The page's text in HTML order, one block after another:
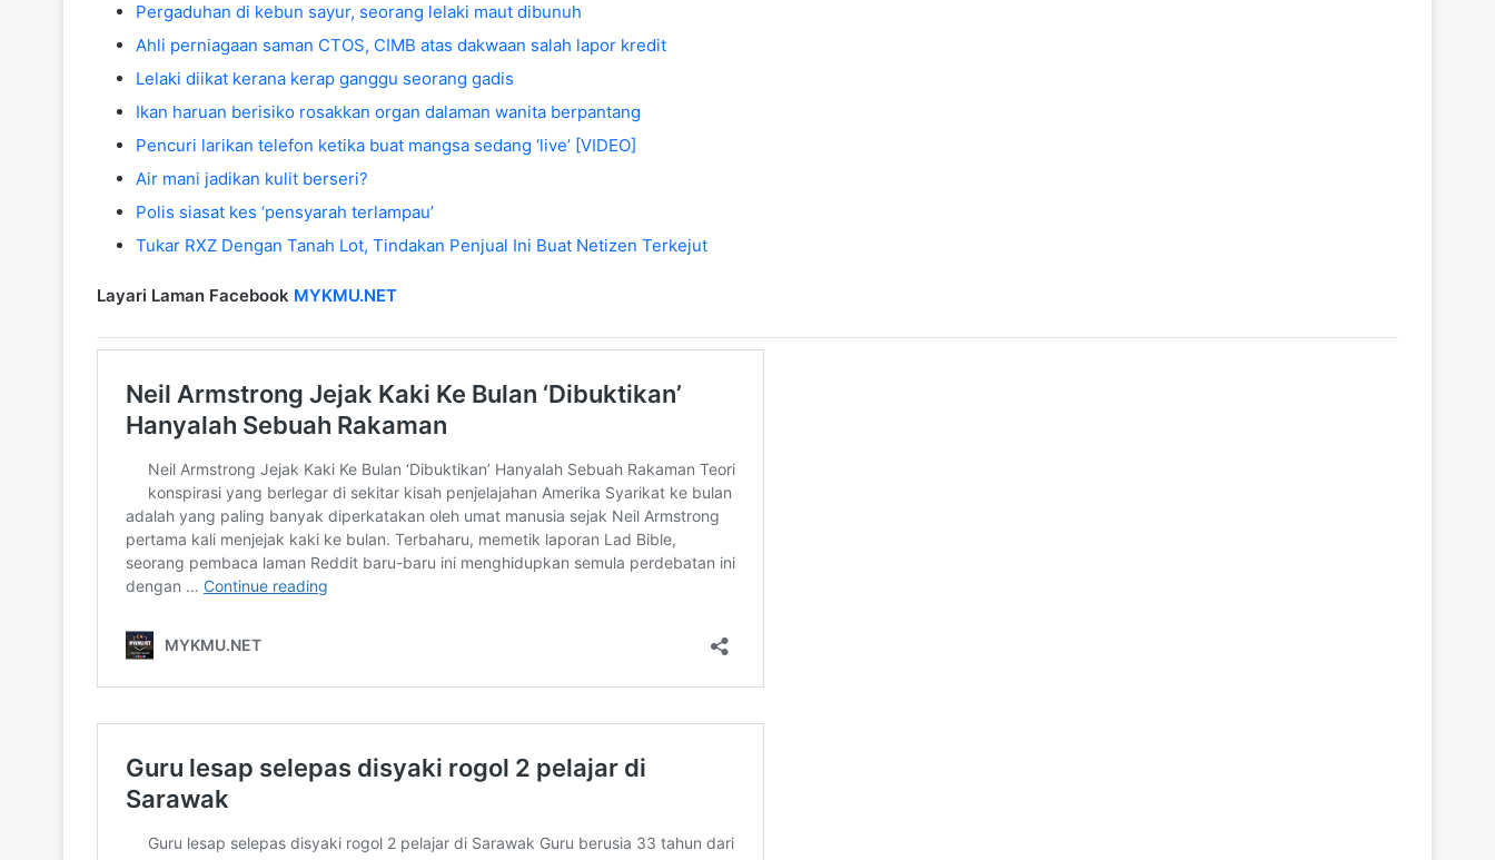
Pergaduhan di kebun sayur, seorang lelaki maut dibunuh
Ahli perniagaan saman CTOS, CIMB atas dakwaan salah lapor kredit
Lelaki diikat kerana kerap ganggu seorang gadis
Ikan haruan berisiko rosakkan organ dalaman wanita berpantang
Pencuri larikan telefon ketika buat mangsa sedang ‘live’ [VIDEO]
Air mani jadikan kulit berseri?
Polis siasat kes ‘pensyarah terlampau’
Tukar RXZ Dengan Tanah Lot, Tindakan Penjual Ini Buat Netizen Terkejut
Layari Laman Facebook MYKMU.NET